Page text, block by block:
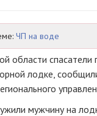
ЧП на воде
области
лодке,
мужчину на